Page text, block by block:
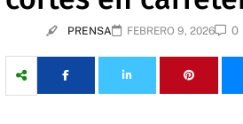
PRENSA FEBRERO 9, 2026 0